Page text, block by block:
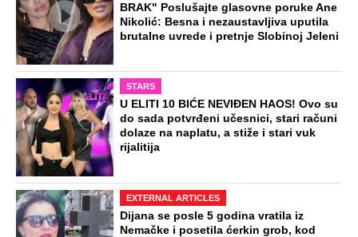
BRAK" Poslušajte glasovne poruke Ane
Nikolić: Besna i nezaustavljiva uputila
brutalne uvrede i pretnje Slobinoj Jeleni
STARS
U ELITI 10 BIĆE NEVIĐEN HAOS! Ovo su
do sada potvrđeni učesnici, stari računi
dolaze na naplatu, a stiže i stari vuk
rijalitija
EXTERNAL ARTICLES
Dijana se posle 5 godina vratila iz
Nemačke i posetila ćerkin grob, kod